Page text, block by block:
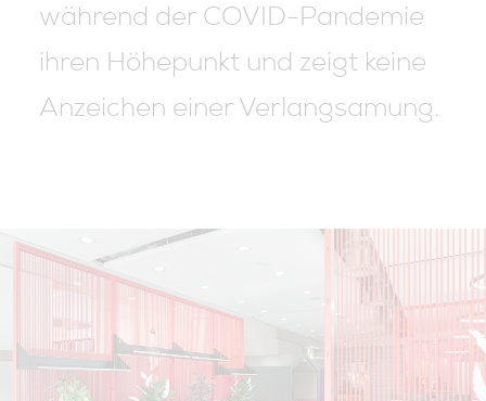
während der COVID-Pandemie
ihren Höhepunkt und zeigt keine
Anzeichen einer Verlangsamung.